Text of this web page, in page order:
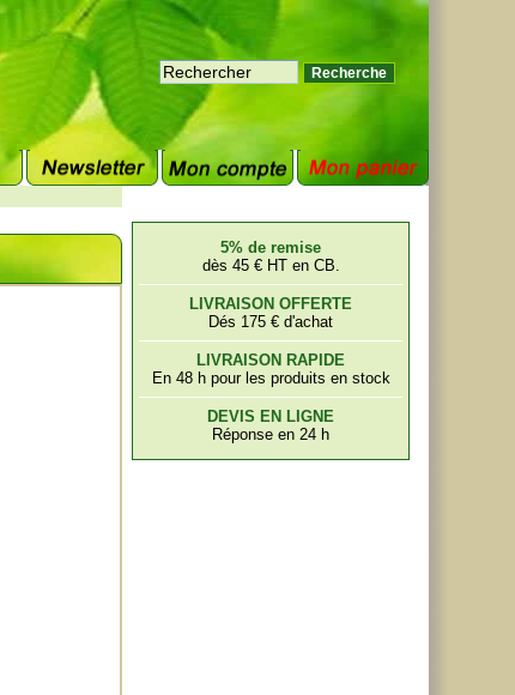
5% de remise
dès 45 € HT en CB.
LIVRAISON OFFERTE
Dés 175 € d'achat
LIVRAISON RAPIDE
En 48 h pour les produits en stock
DEVIS EN LIGNE
Réponse en 24 h